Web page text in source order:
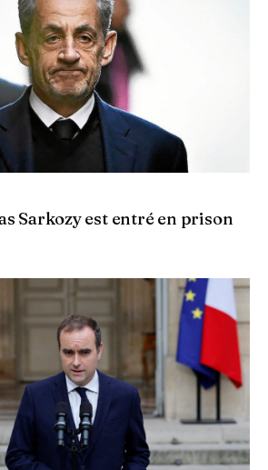
Sarkozy est entré en prison